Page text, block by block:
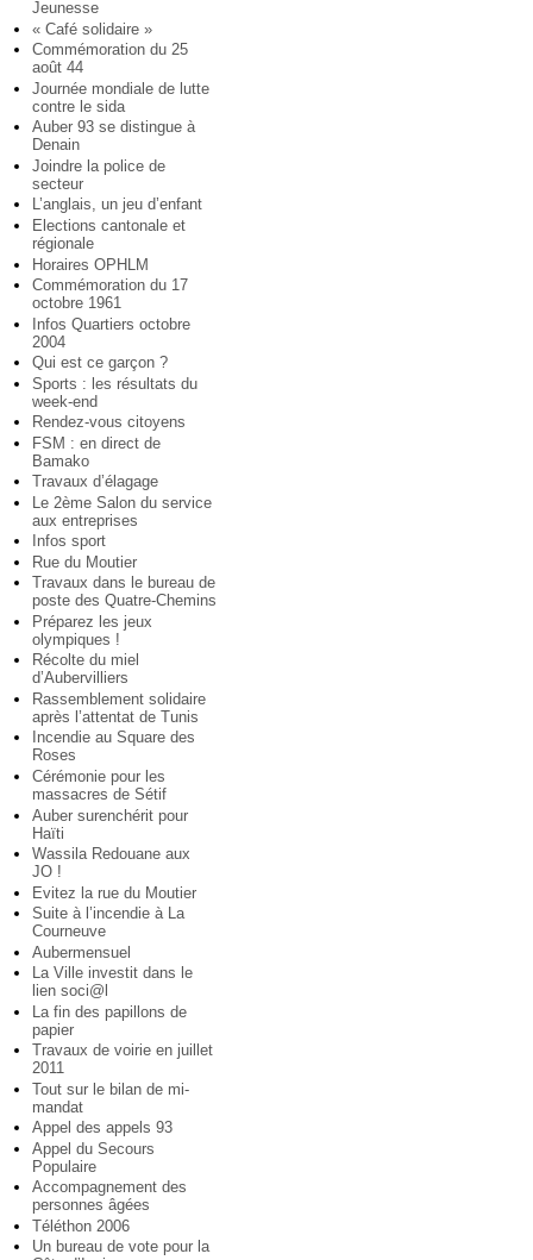
Jeunesse
« Café solidaire »
Commémoration du 25
août 44
Journée mondiale de lutte
contre le sida
Auber 93 se distingue à
Denain
Joindre la police de
secteur
L’anglais, un jeu d’enfant
Elections cantonale et
régionale
Horaires OPHLM
Commémoration du 17
octobre 1961
Infos Quartiers octobre
2004
Qui est ce garçon ?
Sports : les résultats du
week-end
Rendez-vous citoyens
FSM : en direct de
Bamako
Travaux d’élagage
Le 2ème Salon du service
aux entreprises
Infos sport
Rue du Moutier
Travaux dans le bureau de
poste des Quatre-Chemins
Préparez les jeux
olympiques !
Récolte du miel
d’Aubervilliers
Rassemblement solidaire
après l’attentat de Tunis
Incendie au Square des
Roses
Cérémonie pour les
massacres de Sétif
Auber surenchérit pour
Haïti
Wassila Redouane aux
JO !
Evitez la rue du Moutier
Suite à l’incendie à La
Courneuve
Aubermensuel
La Ville investit dans le
lien soci@l
La fin des papillons de
papier
Travaux de voirie en juillet
2011
Tout sur le bilan de mi-
mandat
Appel des appels 93
Appel du Secours
Populaire
Accompagnement des
personnes âgées
Téléthon 2006
Un bureau de vote pour la